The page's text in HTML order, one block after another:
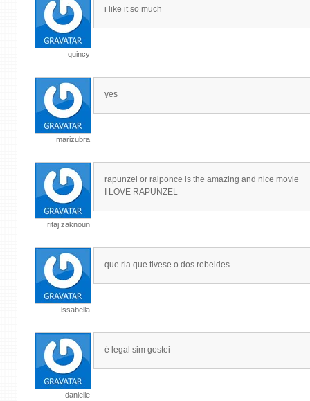
quincy
i like it so much
marizubra
yes
ritaj zaknoun
rapunzel or raiponce is the amazing and nice movie
I LOVE RAPUNZEL
issabella
que ria que tivese o dos rebeldes
danielle
é legal sim gostei